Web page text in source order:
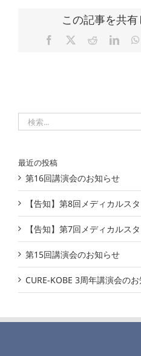
この記事を共
Facebook Reddit
索
最近の投稿
第16回講演会のお知らせ
【告知】第8回メディカルス
【告知】第7回メディカルス
第15回講演会のお知らせ
CURE-KOBE 3周年講演会の